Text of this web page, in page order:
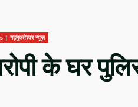
गढ़मुक्तेश्वर न्यूज़
के घर